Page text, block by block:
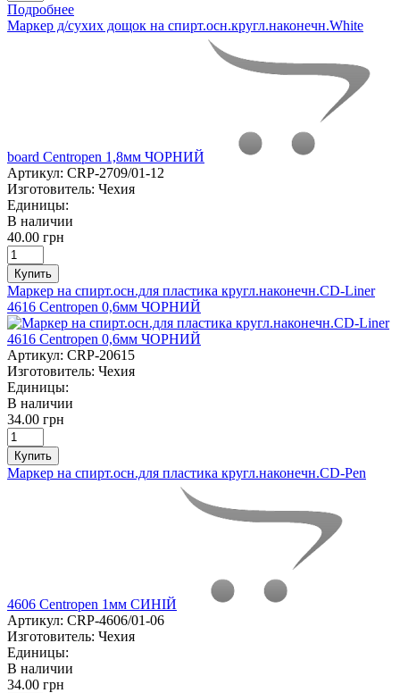
Подробнее
Маркер д/сухих дощок на спирт.осн.кругл.наконечн.White
board Centropen 1,8мм ЧОРНИЙ
Артикул: CRP-2709/01-12
Изготовитель: Чехия
Единицы:
В наличии
40.00 грн
Купить
Маркер на спирт.осн.для пластика кругл.наконечн.CD-Liner
4616 Centropen 0,6мм ЧОРНИЙ
Артикул: CRP-20615
Изготовитель: Чехия
Единицы:
В наличии
34.00 грн
Купить
Маркер на спирт.осн.для пластика кругл.наконечн.CD-Pen
4606 Centropen 1мм СИНІЙ
Артикул: CRP-4606/01-06
Изготовитель: Чехия
Единицы:
В наличии
34.00 грн